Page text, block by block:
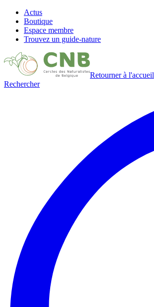
Actus
Boutique
Espace membre
Trouvez un guide-nature
Retourner à l'accueil
Rechercher